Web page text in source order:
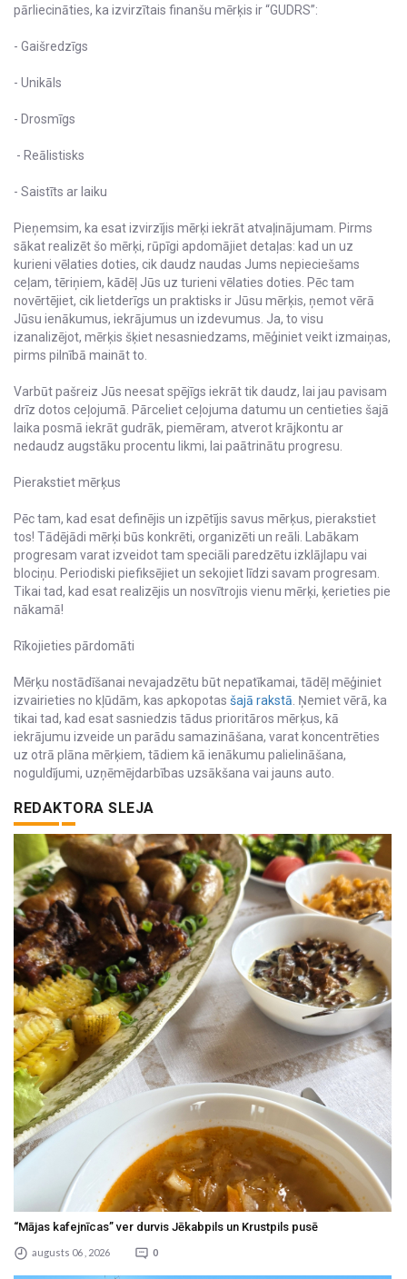
pārliecināties, ka izvirzītais finanšu mērķis ir “GUDRS”:
- Gaišredzīgs
- Unikāls
- Drosmīgs
- Reālistisks
- Saistīts ar laiku
Pieņemsim, ka esat izvirzījis mērķi iekrāt atvaļinājumam. Pirms
sākat realizēt šo mērķi, rūpīgi apdomājiet detaļas: kad un uz
kurieni vēlaties doties, cik daudz naudas Jums nepieciešams
ceļam, tēriņiem, kādēļ Jūs uz turieni vēlaties doties. Pēc tam
novērtējiet, cik lietderīgs un praktisks ir Jūsu mērķis, ņemot vērā
Jūsu ienākumus, iekrājumus un izdevumus. Ja, to visu
izanalizējot, mērķis šķiet nesasniedzams, mēģiniet veikt izmaiņas,
pirms pilnībā maināt to.
Varbūt pašreiz Jūs neesat spējīgs iekrāt tik daudz, lai jau pavisam
drīz dotos ceļojumā. Pārceliet ceļojuma datumu un centieties šajā
laika posmā iekrāt gudrāk, piemēram, atverot krājkontu ar
nedaudz augstāku procentu likmi, lai paātrinātu progresu.
Pierakstiet mērķus
Pēc tam, kad esat definējis un izpētījis savus mērķus, pierakstiet
tos! Tādējādi mērķi būs konkrēti, organizēti un reāli. Labākam
progresam varat izveidot tam speciāli paredzētu izklājlapu vai
blociņu. Periodiski piefiksējiet un sekojiet līdzi savam progresam.
Tikai tad, kad esat realizējis un nosvītrojis vienu mērķi, ķerieties pie
nākamā!
Rīkojieties pārdomāti
Mērķu nostādīšanai nevajadzētu būt nepatīkamai, tādēļ mēģiniet
izvairieties no kļūdām, kas apkopotas šajā rakstā . Ņemiet vērā, ka
tikai tad, kad esat sasniedzis tādus prioritāros mērķus, kā
iekrājumu izveide un parādu samazināšana, varat koncentrēties
uz otrā plāna mērķiem, tādiem kā ienākumu palielināšana,
noguldījumi, uzņēmējdarbības uzsākšana vai jauns auto.
REDAKTORA SLEJA
“Mājas kafejnīcas” ver durvis Jēkabpils un Krustpils pusē
augusts 06 , 2026 0